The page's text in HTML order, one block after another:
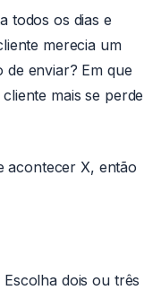
todos os dias e
merecia um
enviar? Em que
mais se perde
acontecer X, então
dois ou três